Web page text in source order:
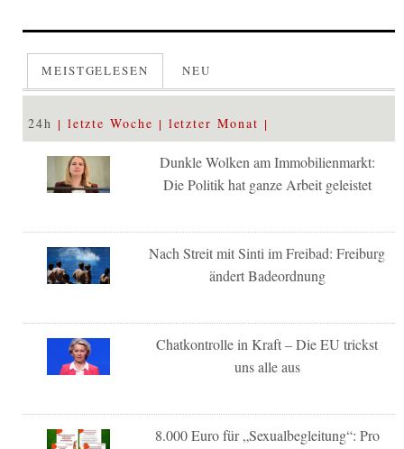
MEISTGELESEN NEU
24h letzte Woche letzter Monat
Dunkle Wolken am Immobilienmarkt:
Die Politik hat ganze Arbeit geleistet
Nach Streit mit Sinti im Freibad: Freiburg
ändert Badeordnung
Chatkontrolle in Kraft – Die EU trickst
uns alle aus
8.000 Euro für „Sexualbegleitung“: Pro